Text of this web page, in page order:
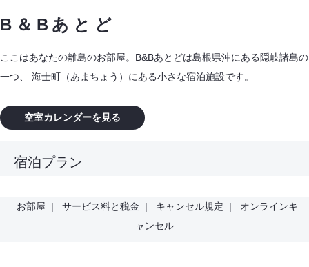
B＆Bあとど
ここはあなたの離島のお部屋。B&Bあとどは島根県沖にある隠岐諸島の
一つ、 海士町（あまちょう）にある小さな宿泊施設です。
宿泊プラン
空室カレンダーを見る
お部屋 | サービス料と税金 | キャンセル規定 |
オンラインキ
ャンセル